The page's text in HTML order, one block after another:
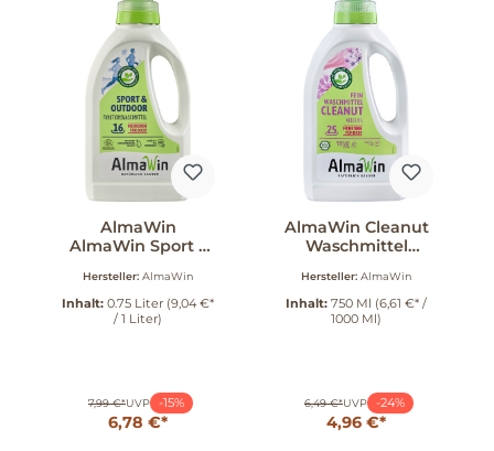
AlmaWin
AlmaWin Sport +
Hersteller: AlmaWin
Inhalt: 0.75 Liter (9,04 €*
/ 1 Liter)
7,99 €*UVP -15%
6,78 €*
AlmaWin Cleanut
Waschmittel
WG 750 ml
Hersteller: AlmaWin
Inhalt: 750 Ml (6,61 €* /
1000 Ml)
6,49 €*UVP -24%
4,96 €*